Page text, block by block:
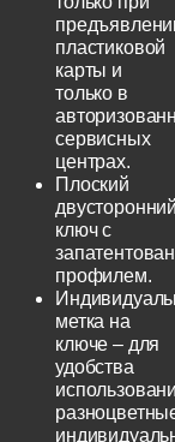
пластиковой
карты и
только в
сервисных
центрах.
Плоский
ключ с
профилем.
метка на
ключе – для
удобства